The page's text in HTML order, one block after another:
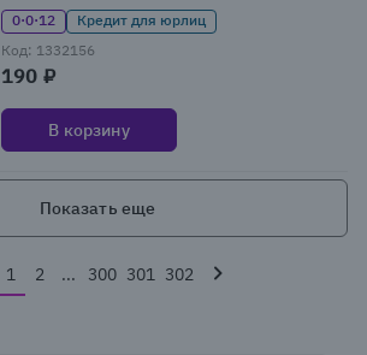
Galaxy A06, черный
0·0·12
Кредит для юрлиц
Код: 1332156
190 ₽
В корзину
Показать еще
1 2 ... 300 301 302